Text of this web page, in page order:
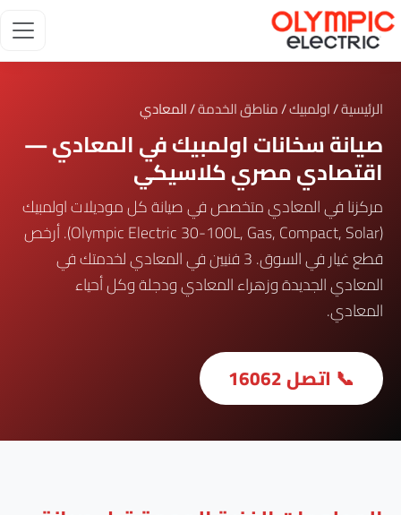
الرئيسية/اولمبيك/مناطق الخدمة/ المعادي
صيانة سخانات اولمبيك في المعادي —
اقتصادي مصري كلاسيكي
مركزنا في المعادي متخصص في صيانة كل موديلات اولمبيك
(Olympic Electric 30-100L, Gas, Compact, Solar). أرخص
قطع غيار في السوق. 3 فنيين في المعادي لخدمتك في
المعادي الجديدة وزهراء المعادي ودجلة وكل أحياء
المعادي.
📞 اتصل 16062